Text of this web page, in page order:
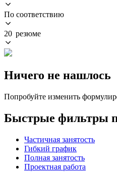
По соответствию
20 резюме
Ничего не нашлось
Попробуйте изменить
Быстрые фильтры
Частичная занятость
Гибкий график
Полная занятость
Проектная работа